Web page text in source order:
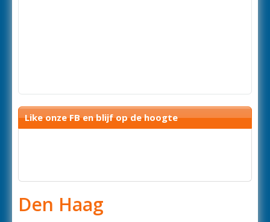
Like onze FB en blijf op de hoogte
Den Haag